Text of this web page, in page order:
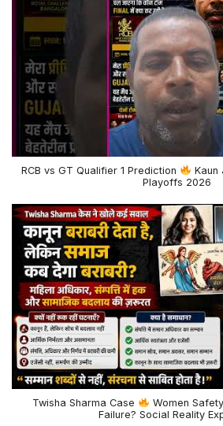
RCB vs GT Qualifier 1 Prediction
Kaun
Playoffs 2026
Twisha Sharma Case
Women
Failure? Social Reality